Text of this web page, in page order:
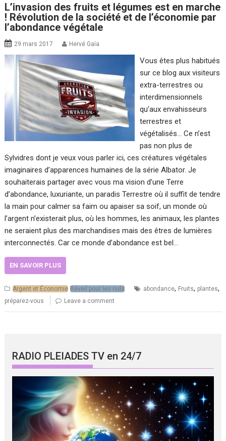
L’invasion des fruits et légumes est en marche
! Révolution de la société et de l’économie par
l’abondance végétale
29 mars 2017 Hervé Gaïa
Vous êtes plus habitués
sur ce blog aux visiteurs
extra-terrestres ou
interdimensionnels
qu’aux envahisseurs
terrestres et
végétalisés… Ce n’est
pas non plus de
Sylvidres dont je veux vous parler ici, ces créatures végétales
imaginaires d’apparences humaines de la série Albator. Je
souhaiterais partager avec vous ma vision d’une Terre
d’abondance, luxuriante, un paradis Terrestre où il suffit de tendre
la main pour calmer sa faim ou apaiser sa soif, un monde où
l’argent n’existerait plus, où les hommes, les animaux, les plantes
ne seraient plus des marchandises mais des êtres de lumières
interconnectés. Car ce monde d’abondance est bel…
EN SAVOIR PLUS
Argent et Économie Réveil pour les nuls abondance, Fruits, plantes,
préparez-vous Leave a comment
RADIO PLEIADES TV en 24/7